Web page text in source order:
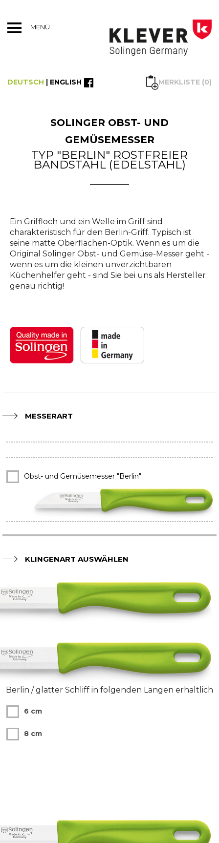
MENÜ
DEUTSCH | ENGLISH MERKLISTE (0)
SOLINGER OBST- UND
GEMÜSEMESSER
TYP "BERLIN" ROSTFREIER
BANDSTAHL (EDELSTAHL)
Ein Griffloch und ein Welle im Griff sind
charakteristisch für den Berlin-Griff. Typisch ist
seine matte Oberflächen-Optik. Wenn es um die
Original Solinger Obst- und Gemüse-Messer geht -
wenn es um die kleinen unverzichtbaren
Küchenhelfer geht - sind Sie bei uns als Hersteller
genau richtig!
MESSERART
Obst- und Gemüsemesser "Berlin"
KLINGENART AUSWÄHLEN
Berlin / glatter Schliff in folgenden Längen erhältlich
6 cm
8 cm